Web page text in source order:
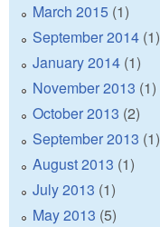
March 2015 (1)
September 2014 (1)
January 2014 (1)
November 2013 (1)
October 2013 (2)
September 2013 (1)
August 2013 (1)
July 2013 (1)
May 2013 (5)